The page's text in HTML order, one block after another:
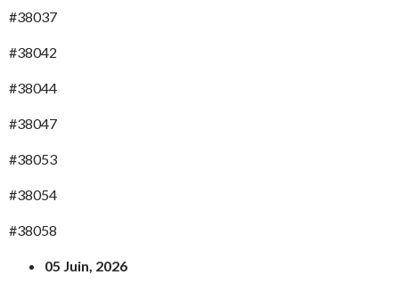
#38037
#38042
#38044
#38047
#38053
#38054
#38058
05 Juin, 2026